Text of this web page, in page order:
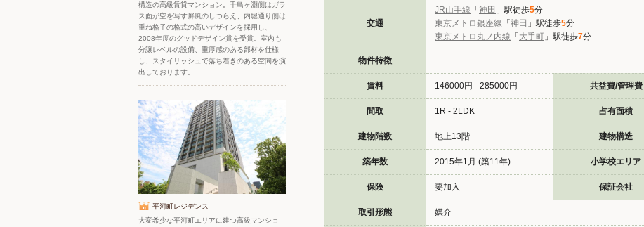
交通
JR山手線 「神田 」駅徒歩5分
東京メトロ銀座線 「神田 」駅徒歩5分
東京メトロ丸ノ内線 「大手町 」駅徒歩7分
物件特徴
賃料 146000円 - 285000円 共益費/管理費
間取 1R - 2LDK 占有面積
建物階数 地上13階 建物構造
築年数 2015年1月 (築11年) 小学校エリア
保険 要加入 保証会社
取引形態 媒介
構造の高級賃貸マンション。千鳥ヶ淵側はガラ
ス面が空を写す屏風のしつらえ、内堀通り側は
重ね格子の格式の高いデザインを採用し、
2008年度のグッドデザイン賞を受賞。室内も
分譲レベルの設備、重厚感のある部材を仕様
し、スタイリッシュで落ち着きのある空間を演
出しております。
平河町レジデンス
大変希少な平河町エリアに建つ高級マンショ